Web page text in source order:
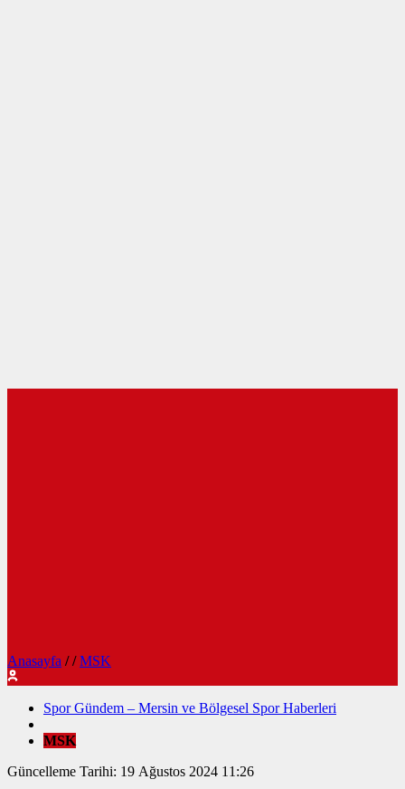
Anasayfa / / MSK
Spor Gündem – Mersin ve Bölgesel Spor Haberleri
MSK
Güncelleme Tarihi: 19 Ağustos 2024 11:26